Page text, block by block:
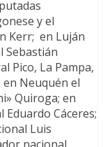
y el
Kerr; en Luján
Sebastián
Pico, La Pampa,
Neuquén el
Quiroga; en
Eduardo Cáceres;
Luis